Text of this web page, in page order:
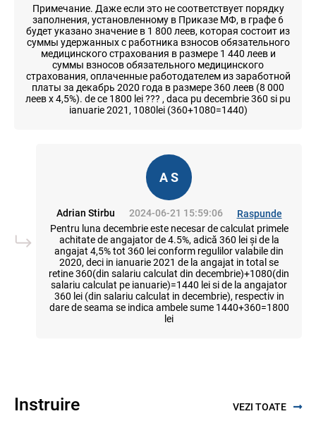
Примечание. Даже если это не соответствует порядку
заполнения, установленному в Приказе МФ, в графе 6
будет указано значение в 1 800 леев, которая состоит из
суммы удержанных с работника взносов обязательного
медицинского страхования в размере 1 440 леев и
суммы взносов обязательного медицинского
страхования, оплаченные работодателем из заработной
платы за декабрь 2020 года в размере 360 леев (8 000
леев x 4,5%). de ce 1800 lei ??? , daca pu decembrie 360 si pu
ianuarie 2021, 1080lei (360+1080=1440)
A S
Adrian Stirbu 2024-06-21 15:59:06
Raspunde
Pentru luna decembrie este necesar de calculat primele
achitate de angajator de 4.5%, adică 360 lei și de la
angajat 4,5% tot 360 lei conform regulilor valabile din
2020, deci in ianuarie 2021 de la angajat in total se
retine 360(din salariu calculat din decembrie)+1080(din
salariu calculat pe ianuarie)=1440 lei si de la angajator
360 lei (din salariu calculat in decembrie), respectiv in
dare de seama se indica ambele sume 1440+360=1800
lei
Instruire VEZI TOATE